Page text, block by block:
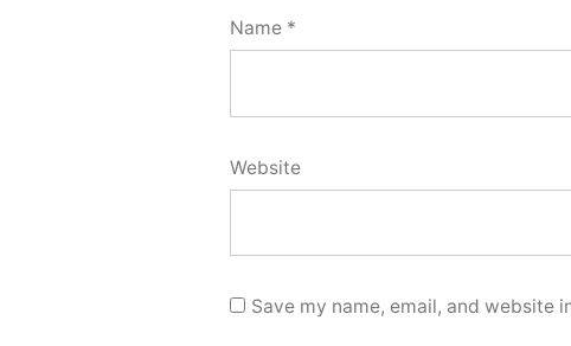
Name *
Website
Save my name, email, and website